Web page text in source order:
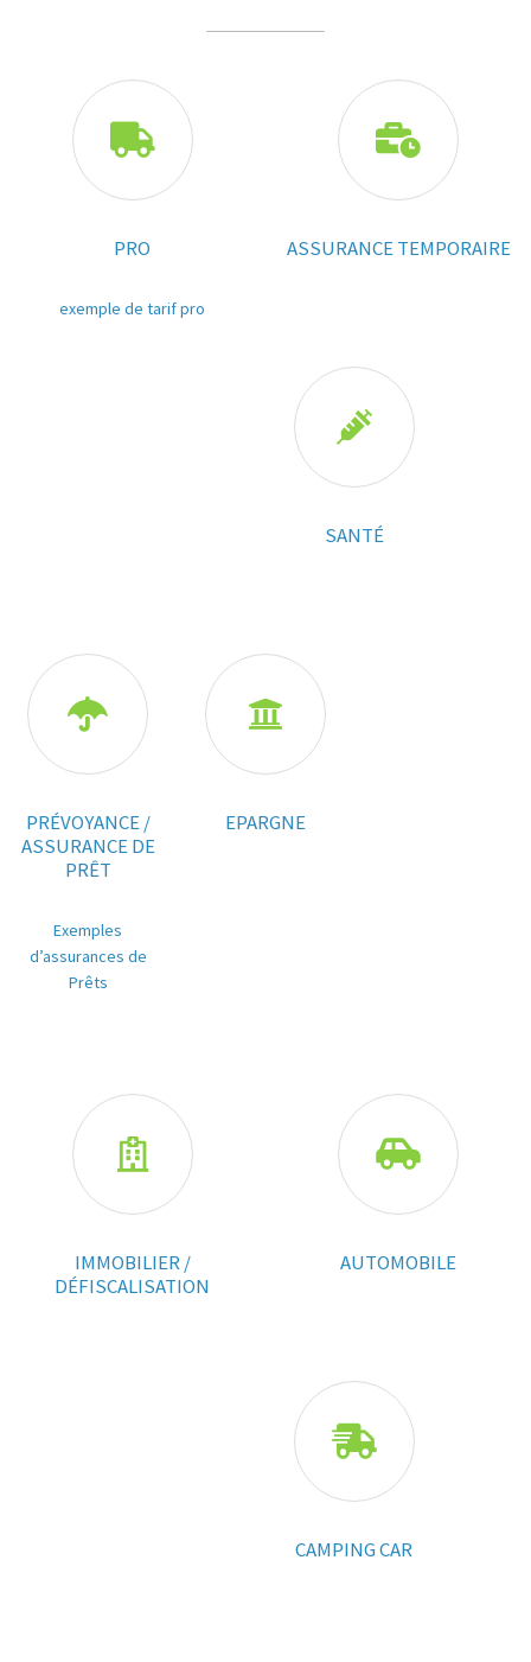

PRO
exemple de tarif pro

ASSURANCE TEMPORAIRE

SANTÉ

PRÉVOYANCE /
ASSURANCE DE
PRÊT
Exemples
d’assurances de
Prêts

EPARGNE

IMMOBILIER /
DÉFISCALISATION

AUTOMOBILE

CAMPING CAR